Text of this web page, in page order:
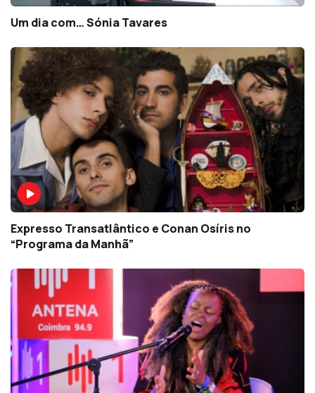
Um dia com… Sónia Tavares
Expresso Transatlântico e Conan Osíris no
“Programa da Manhã”